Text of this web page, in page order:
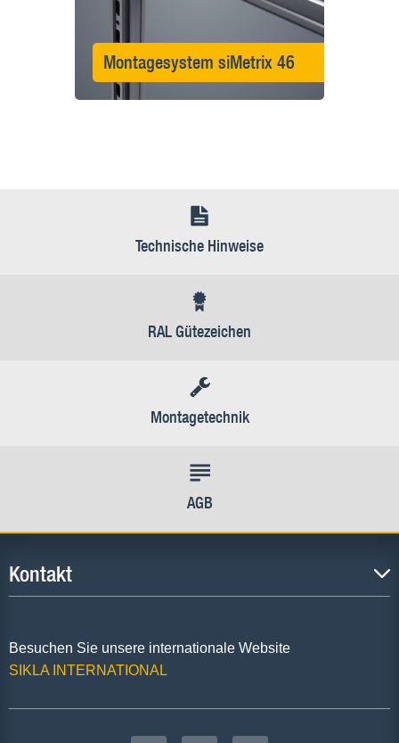
Montagesystem siMetrix 46
Technische Hinweise
RAL Gütezeichen
Montagetechnik
AGB
Kontakt
Besuchen Sie unsere internationale Website
SIKLA INTERNATIONAL